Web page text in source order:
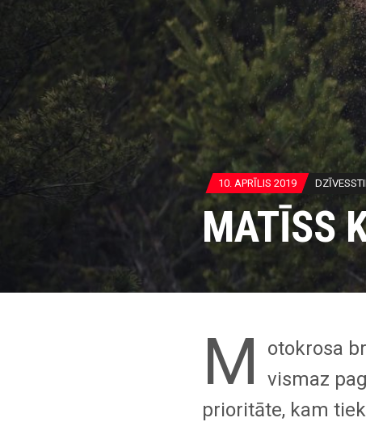
10. APRĪLIS 2019
MATĪSS
M
otokrosa
vismaz
prioritāte, kam